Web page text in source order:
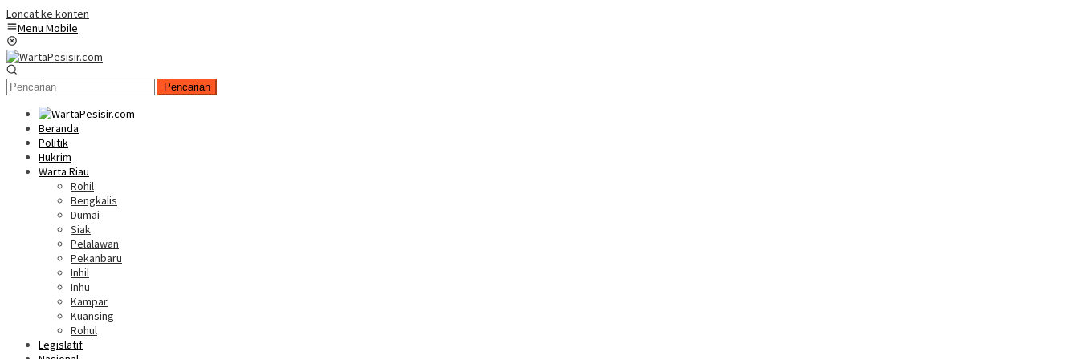
Loncat ke konten
Menu Mobile
Pencarian
Beranda
Politik
Hukrim
Warta Riau
Rohil
Bengkalis
Dumai
Siak
Pelalawan
Pekanbaru
Inhil
Inhu
Kampar
Kuansing
Rohul
Legislatif